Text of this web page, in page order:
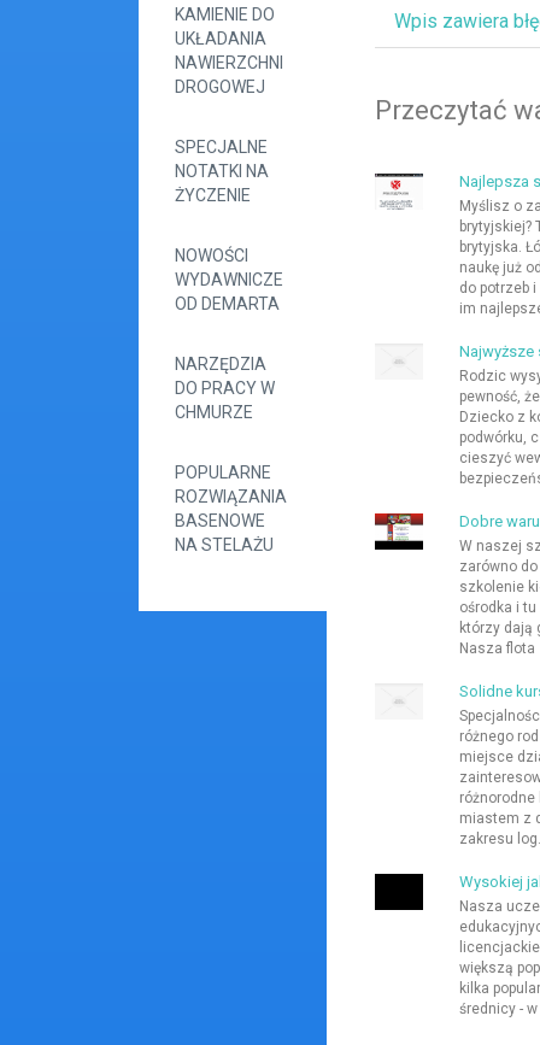
KAMIENIE DO
UKŁADANIA
NAWIERZCHNI
DROGOWEJ
SPECJALNE
NOTATKI NA
ŻYCZENIE
NOWOŚCI
WYDAWNICZE
OD DEMARTA
NARZĘDZIA
DO PRACY W
CHMURZE
POPULARNE
ROZWIĄZANIA
BASENOWE
NA STELAŻU
Wpis zawiera
Przeczytać
Najlepsza
Myślisz o
brytyjskiej?
brytyjska.
naukę już
do potrzeb
im
Najwyższe
Rodzic
pewność,
Dziecko z
podwórku,
cieszyć
Dobre
W naszej
zarówno
szkolenie
ośrodka i
którzy dają
Nasza
Solidne
różnego
miejsce
różnorodne
miastem z
zakresu
Wysokiej
Nasza
większą
kilka
średnicy -